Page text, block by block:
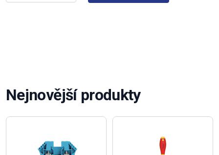
Nejnovější produkty